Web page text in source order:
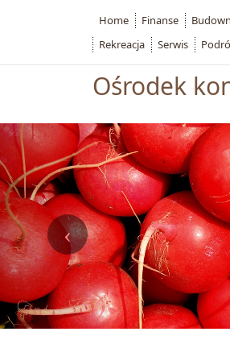
Ośrodek
Home Finanse
Rekreacja
Serwis